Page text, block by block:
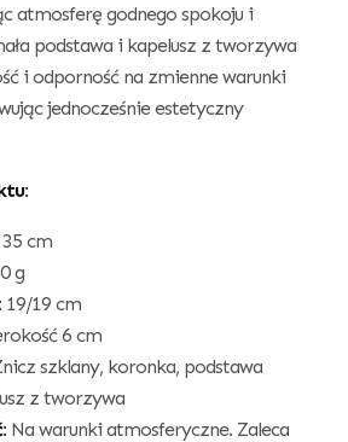
atmosferę godnego spokoju i
podstawa i kapelusz z tworzywa
i odporność na zmienne warunki
jednocześnie estetyczny
35 cm
g
19/19 cm
6 cm
szklany, koronka, podstawa
z tworzywa
Na warunki atmosferyczne. Zaleca